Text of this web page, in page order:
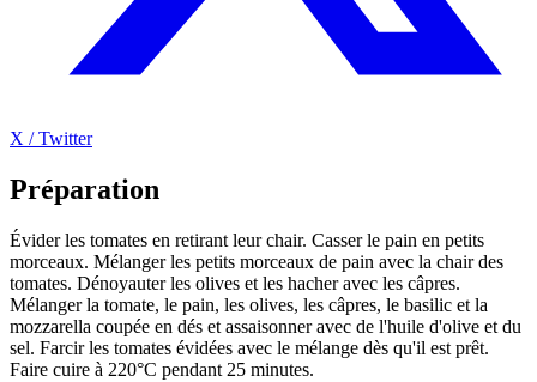
X / Twitter
Préparation
Évider les tomates en retirant leur chair. Casser le pain en petits
morceaux. Mélanger les petits morceaux de pain avec la chair des
tomates. Dénoyauter les olives et les hacher avec les câpres.
Mélanger la tomate, le pain, les olives, les câpres, le basilic et la
mozzarella coupée en dés et assaisonner avec de l'huile d'olive et du
sel. Farcir les tomates évidées avec le mélange dès qu'il est prêt.
Faire cuire à 220°C pendant 25 minutes.